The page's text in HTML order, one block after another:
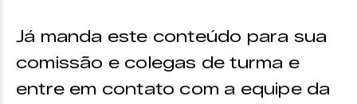
Já manda este conteúdo para sua
comissão e colegas de turma e
entre em contato com a equipe da